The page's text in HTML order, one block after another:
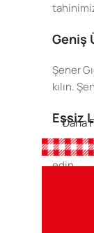
Geniş
Şener
kılın.
Eşsiz
Şener
edin.
Şener
Daha